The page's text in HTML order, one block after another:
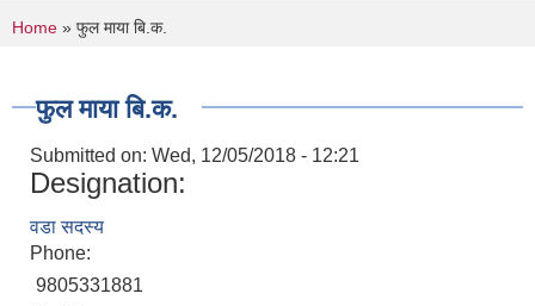
You are here
Home » फुल माया बि.क.
फुल माया बि.क.
Submitted on: Wed, 12/05/2018 - 12:21
Designation:
वडा सदस्य
Phone:
9805331881